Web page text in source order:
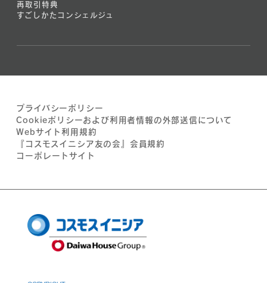
再取引特典
すごしかたコンシェルジュ
プライバシーポリシー
Cookieポリシーおよび利用者情報の外部送信について
Webサイト利用規約
『コスモスイニシア友の会』会員規約
コーポレートサイト